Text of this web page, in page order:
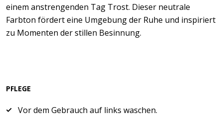
einem anstrengenden Tag Trost. Dieser neutrale
Farbton fördert eine Umgebung der Ruhe und inspiriert
zu Momenten der stillen Besinnung.
PFLEGE
Vor dem Gebrauch auf links waschen.